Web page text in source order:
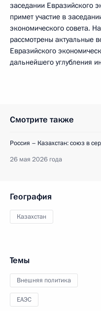
заседании Евразийского
примет участие в
экономического совета.
рассмотрены актуальные
Евразийского
дальнейшего углубления
Смотрите также
Россия – Казахстан: союз в
26 мая 2026 года
География
Казахстан
Темы
Внешняя политика
ЕАЭС